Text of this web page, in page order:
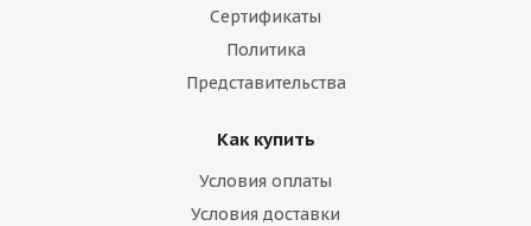
Сертификаты
Политика
Представительства
Как купить
Условия оплаты
Условия доставки